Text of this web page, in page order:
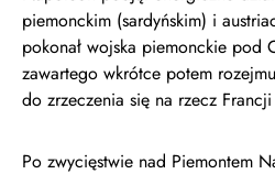
piemonckim (sardyńskim) i
pokonał wojska piemonckie
zawartego wkrótce potem
do zrzeczenia się na rzecz
Po zwycięstwie nad Piemontem